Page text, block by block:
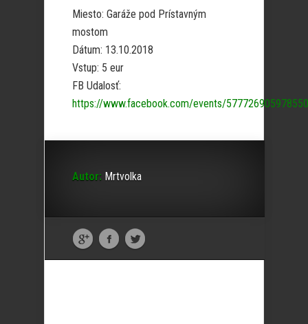
Miesto: Garáže pod Prístavným
mostom
Dátum: 13.10.2018
Vstup: 5 eur
FB Udalosť:
https://www.facebook.com/events/
Autor: Mrtvolka